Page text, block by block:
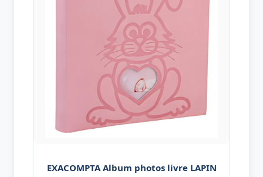
EXACOMPTA Album photos livre LAPIN